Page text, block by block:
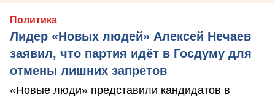
Политика
Лидер «Новых людей» Алексей Нечаев
заявил, что партия идёт в Госдуму для
отмены лишних запретов
«Новые люди» представили кандидатов в